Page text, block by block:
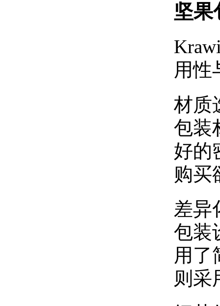
坚果
用性
材质
包装
好的
购买
差异
包装
用了
则采